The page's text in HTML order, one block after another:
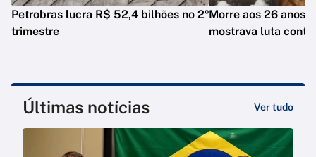
Petrobras lucra R$ 52,4 bilhões no 2º
trimestre
Morre aos 26 anos
mostrava luta
Últimas notícias Ver tudo